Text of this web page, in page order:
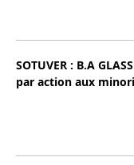
SOTUVER : B.A
par action aux